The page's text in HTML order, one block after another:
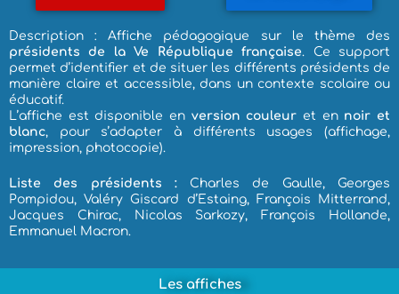
Description : Affiche pédagogique sur le thème des
présidents de la Ve République française. Ce support
permet d’identifier et de situer les différents présidents de
manière claire et accessible, dans un contexte scolaire ou
éducatif.
L’affiche est disponible en version couleur et en noir et
blanc, pour s’adapter à différents usages (affichage,
impression, photocopie).
Liste des présidents :Charles de Gaulle, Georges
Pompidou, Valéry Giscard d’Estaing, François Mitterrand,
Jacques Chirac, Nicolas Sarkozy, François Hollande,
Emmanuel Macron.
Les affiches